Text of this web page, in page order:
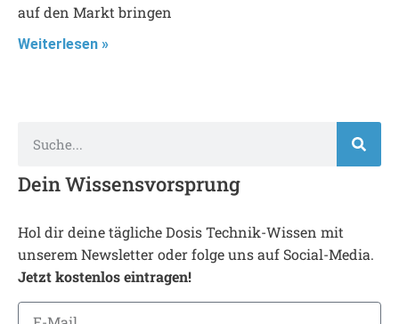
auf den Markt bringen
Weiterlesen »
Dein Wissensvorsprung
Hol dir deine tägliche Dosis Technik-Wissen mit
unserem Newsletter oder folge uns auf Social-Media.
Jetzt kostenlos eintragen!